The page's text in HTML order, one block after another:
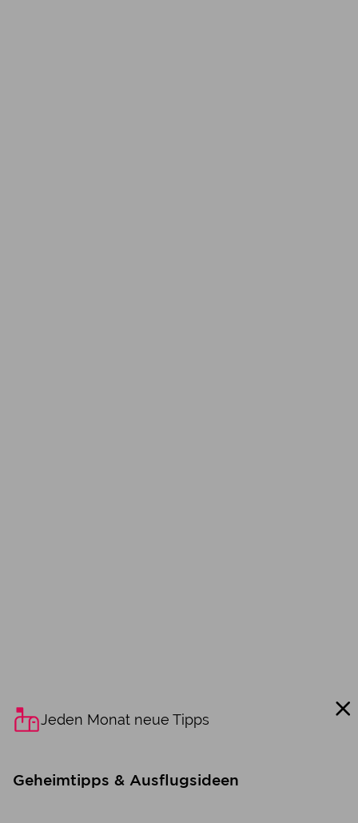
Jeden Monat neue Tipps
Geheimtipps & Ausflugsideen